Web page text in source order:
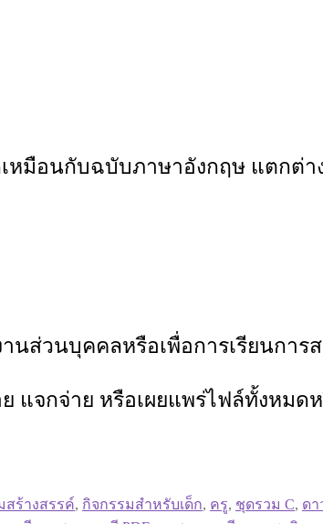
หมือนกับฉบับภาษาอังกฤษ แตกต่
นส่วนบุคคลหรือเพื่อการเรียนกา
แจกจ่าย หรือเผยแพร่ไฟล์ทั้งหม
สร้างสรรค์, กิจกรรมสำหรับเด็ก, ครู, ชุดรวม C, ดา